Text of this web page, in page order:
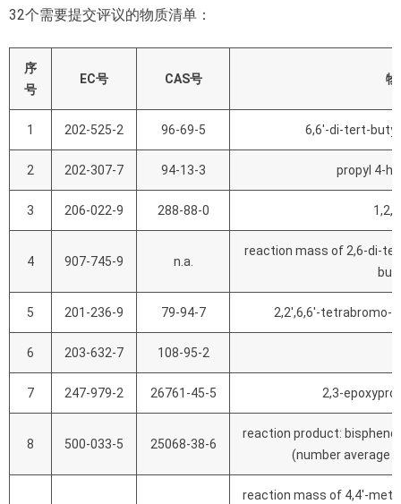
32个需要提交评议的物质清单：
序
号
EC号 CAS号 物
1 202-525-2 96-69-5 6,6'-di-tert-
2 202-307-7 94-13-3 propyl 4-
3 206-022-9 288-88-0
4 907-745-9 n.a.
reaction mass of 2,6-di-
5 201-236-9 79-94-7 2,2',6,6'-tetrabromo-
6 203-632-7 108-95-2
7 247-979-2 26761-45-5 2,3-
8 500-033-5 25068-38-6
reaction product:
(number average
reaction mass of 4,4'-